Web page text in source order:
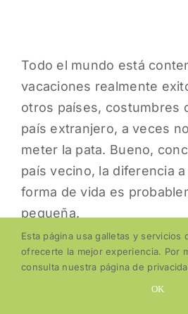
Todo el mundo está
vacaciones realmente
otros países, costumbres
país extranjero, a veces
meter la pata. Bueno,
país vecino, la diferencia
forma de vida es
pequeña.
Pero en un país en el otro
Esta página usa galletas y servicios
ofrecerte la mejor experiencia. Por
consulta nuestra página de
OK